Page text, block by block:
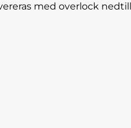
med overlock